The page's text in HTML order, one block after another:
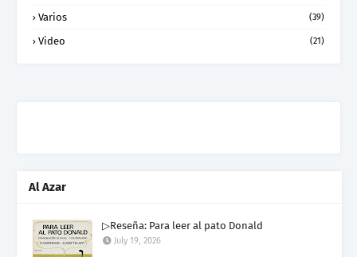
Varios (39)
Video (21)
Al Azar
▷Reseña: Para leer al pato Donald
July 19, 2026